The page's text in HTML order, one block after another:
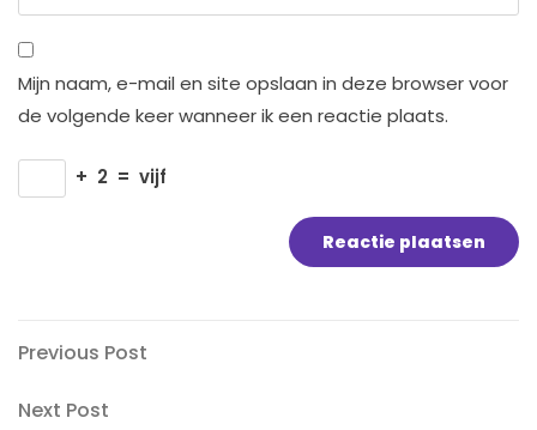
Mijn naam, e-mail en site opslaan in deze browser voor
de volgende keer wanneer ik een reactie plaats.
+ 2 = vijf
Bericht
navigatie
Previous
Previous Post
Next
Next Post